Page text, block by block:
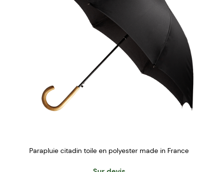
Parapluie citadin toile en polyester made in France